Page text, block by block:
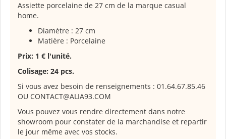
Assiette porcelaine de 27 cm de la marque casual
home.
Diamètre : 27 cm
Matière : Porcelaine
Prix: 1 € l'unité.
Colisage: 24 pcs.
Si vous avez besoin de renseignements : 01.64.67.85.46
OU CONTACT@ALIA93.COM
Vous pouvez vous rendre directement dans notre
showroom pour constater de la marchandise et repartir
le jour même avec vos stocks.